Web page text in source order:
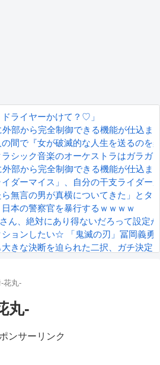
ライヤーかけて？♡」
部から完全制御できる機能が仕込ま
の間で『女が破滅的な人生を送るの
ラシック音楽のオーケストラはガラ
部から完全制御できる機能が仕込ま
ダーマイス」、自分の干支ライダー
ら無言の男が真横についてきた」と
日本の警察官を暴行するｗｗｗｗ
ん、絶対にあり得ないだろって設定
ョンしたい☆ 「鬼滅の刃」冨岡義勇
大きな決断を迫られた二択、ガチ決定
いところってｗｗｗｗｗ
水着がエッチ
漫譚- 京都動乱 第33話の感想
花丸-
丸-
ンサーリンク